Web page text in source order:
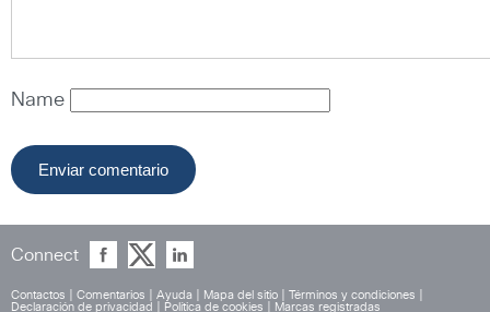
Name
Connect
Contactos Comentarios Ayuda Mapa del sitio Términos y condiciones
Declaración de privacidad
Política de cookies Marcas registradas